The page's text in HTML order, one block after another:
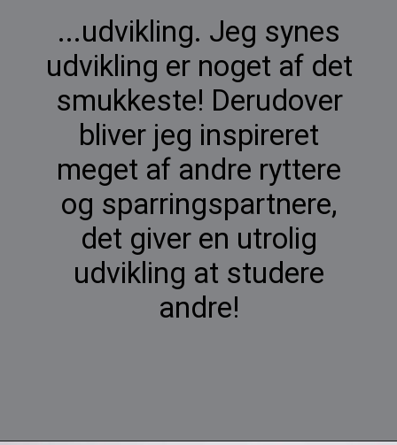
...udvikling. Jeg synes
udvikling er noget af det
smukkeste! Derudover
bliver jeg inspireret
meget af andre ryttere
og sparringspartnere,
det giver en utrolig
udvikling at studere
andre!